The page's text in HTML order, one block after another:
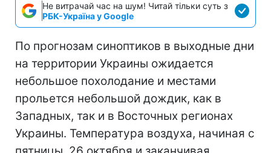
Не витрачай час на шум! Читай тільки суть з
РБК-Україна у Google
По прогнозам синоптиков в выходные дни
на территории Украины ожидается
небольшое похолодание и местами
прольется небольшой дождик, как в
Западных, так и в Восточных регионах
Украины. Температура воздуха, начиная с